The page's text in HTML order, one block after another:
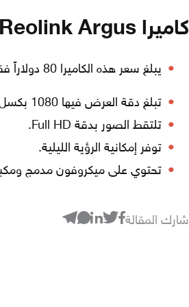
كاميرا Reolink Argus
يبلغ سعر هذه الكاميرا 80 دولاراً فقط.
تبلغ دقة العرض فيها 1080 بكسل.
تلتقط الصور بدقة Full HD.
توفر إمكانية الرؤية الليلية.
تحتوي على ميكروفون مدمج
شارك المقالة